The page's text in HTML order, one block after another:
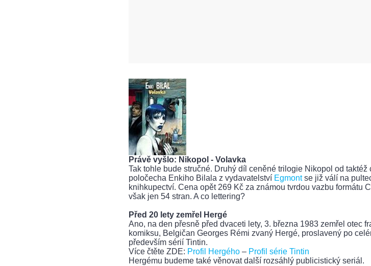
Právě vyšlo: Nikopol - Volavka
Tak tohle bude stručné. Druhý díl ceněné trilogie Nikopol od taktéž
poločecha Enkiho Bilala z vydavatelství Egmontse již válí na
knihkupectví. Cena opět 269 Kč za známou tvrdou vazbu formátu
však jen 54 stran. A co lettering?
Před 20 lety zemřel Hergé
Ano, na den přesně před dvaceti lety, 3. března 1983 zemřel otec
komiksu, Belgičan Georges Rémi zvaný Hergé, proslavený po
především sérií Tintin.
Více čtěte ZDE: Profil Hergého – Profil série Tintin
Hergému budeme také věnovat další rozsáhlý publicistický seriál.